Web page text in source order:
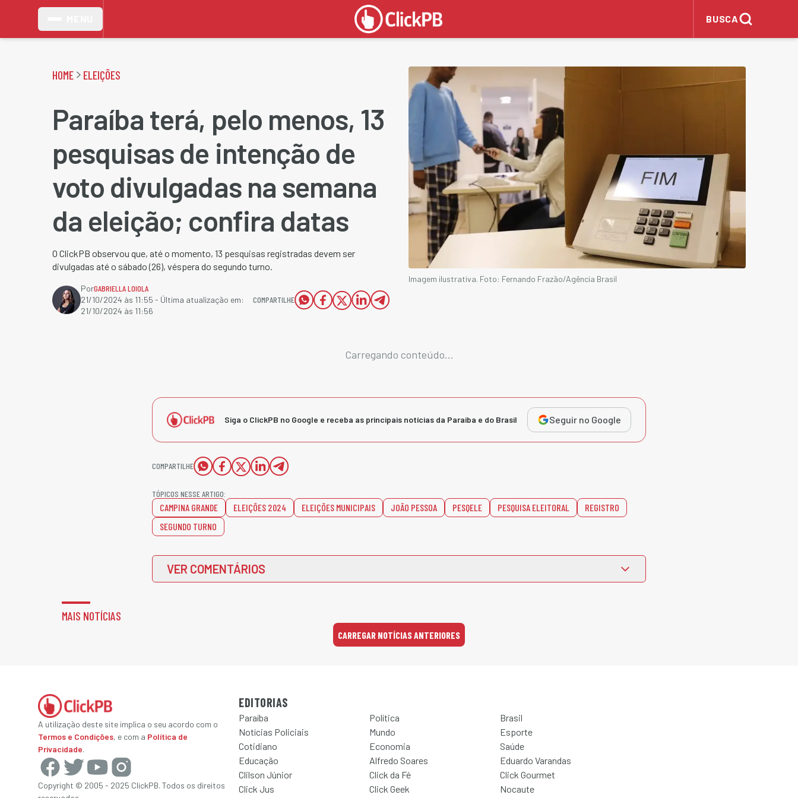
BUSCA
HOME ELEIÇÕES
Paraíba terá, pelo menos, 13
pesquisas de intenção de
voto divulgadas na semana
da eleição; confira datas
O ClickPB observou que, até o momento, 13 pesquisas registradas devem ser
divulgadas até o sábado (26), véspera do segundo turno.
PorGABRIELLA LOIOLA
21/10/2024 às 11:55 - Última atualização em:
21/10/2024 às 11:56
COMPARTILHE
Imagem ilustrativa. Foto: Fernando Frazão/Agência Brasil
Carregando conteúdo...
Siga o ClickPB no Google e receba as principais notícias da Paraíba e do Brasil Seguir no Google
COMPARTILHE
TÓPICOS NESSE ARTIGO:
CAMPINA GRANDE ELEIÇÕES 2024 ELEIÇÕES MUNICIPAIS JOÃO PESSOA PESQELE PESQUISA ELEITORAL
REGISTRO
SEGUNDO TURNO
VER COMENTÁRIOS
MAIS NOTÍCIAS
CARREGAR NOTÍCIAS ANTERIORES
A utilização deste site implica o seu acordo com o
Termos e Condições, e com a Política de
Privacidade.
Copyright © 2005 - 2025 ClickPB. Todos os direitos
EDITORIAS
Paraíba Política
Brasil
Notícias Policiais
Mundo
Esporte
Cotidiano
Economia
Saúde
Educação
Alfredo Soares
Eduardo Varandas
Clilson Júnior
Click da Fé
Click Gourmet
Click Jus
Click Geek Nocaute